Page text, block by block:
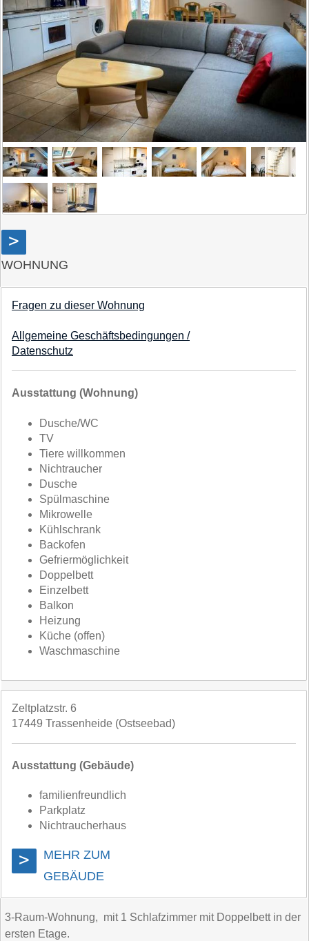
>
WOHNUNG
Fragen zu dieser Wohnung
Allgemeine Geschäftsbedingungen /
Datenschutz
Ausstattung (Wohnung)
Dusche/WC
TV
Tiere willkommen
Nichtraucher
Dusche
Spülmaschine
Mikrowelle
Kühlschrank
Backofen
Gefriermöglichkeit
Doppelbett
Einzelbett
Balkon
Heizung
Küche (offen)
Waschmaschine
Zeltplatzstr. 6
17449 Trassenheide (Ostseebad)
Ausstattung (Gebäude)
familienfreundlich
Parkplatz
Nichtraucherhaus
>
MEHR ZUM
GEBÄUDE
3-Raum-Wohnung, mit 1 Schlafzimmer mit Doppelbett in der
ersten Etage.